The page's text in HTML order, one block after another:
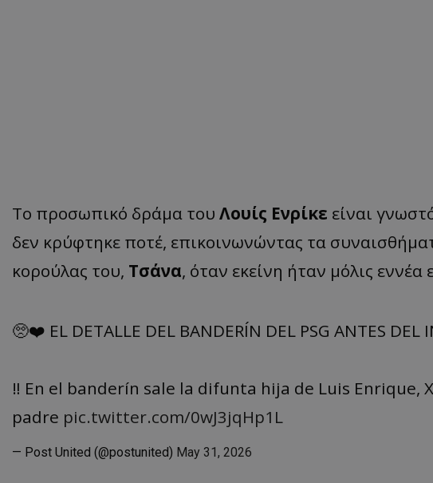
Το προσωπικό δράμα του Λουίς Ενρίκε είναι
δεν κρύφτηκε ποτέ, επικοινωνώντας τα
κορούλας του, Τσάνα, όταν εκείνη ήταν μόλις εννέα
🥺❤️ EL DETALLE DEL BANDERÍN DEL PSG ANTES DEL
‼️ En el banderín sale la difunta hija de Luis Enrique,
padre pic.twitter.com/0wJ3jqHp1L
— Post United (@postunited) May 31, 2026